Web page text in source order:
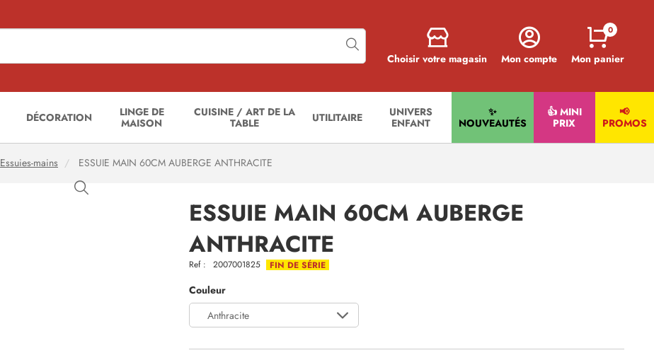
Choisir votre magasin Mon compte Mon panier
0
DÉCORATION
LINGE DE
MAISON
CUISINE / ART DE LA
TABLE
UTILITAIRE
UNIVERS
ENFANT
✨
NOUVEAUTÉS
👍 MINI
PRIX
📢
PROMOS
Essuies-mains ESSUIE MAIN 60CM AUBERGE ANTHRACITE
ESSUIE MAIN 60CM AUBERGE
ANTHRACITE
Ref : 2007001825 FIN DE SÉRIE
Couleur
Anthracite